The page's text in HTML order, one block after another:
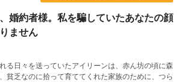
婚約者様。私を騙していたあなたの顔
ません
る日々を送っていたアイリーンは、赤ん坊の頃に森
貧乏なのに拾って育ててくれた家族のために、つら